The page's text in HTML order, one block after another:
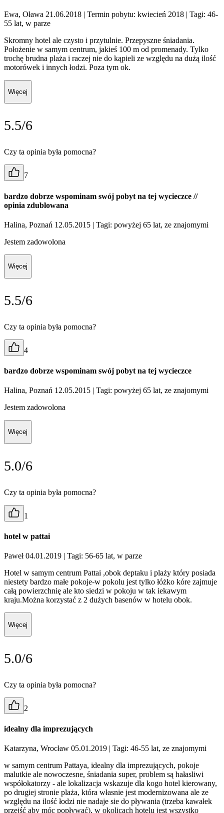
Ewa, Oława 21.06.2018 | Termin pobytu: kwiecień 2018 | Tagi: 46-
55 lat, w parze
Skromny hotel ale czysto i przytulnie. Przepyszne śniadania.
Położenie w samym centrum, jakieś 100 m od promenady. Tylko
trochę brudna plaża i raczej nie do kąpieli ze względu na dużą ilość
motorówek i innych łodzi. Poza tym ok.
Więcej
5.5/6
Czy ta opinia była pomocna?
7
bardzo dobrze wspominam swój pobyt na tej wycieczce //
opinia zdublowana
Halina, Poznań 12.05.2015 | Tagi: powyżej 65 lat, ze znajomymi
Jestem zadowolona
Więcej
5.5/6
Czy ta opinia była pomocna?
4
bardzo dobrze wspominam swój pobyt na tej wycieczce
Halina, Poznań 12.05.2015 | Tagi: powyżej 65 lat, ze znajomymi
Jestem zadowolona
Więcej
5.0/6
Czy ta opinia była pomocna?
1
hotel w pattai
Paweł 04.01.2019 | Tagi: 56-65 lat, w parze
Hotel w samym centrum Pattai ,obok deptaku i plaży który posiada
niestety bardzo małe pokoje-w pokolu jest tylko łóżko kóre zajmuje
całą powierzchnię ale kto siedzi w pokoju w tak iekawym
kraju.Można korzystać z 2 dużych basenów w hotelu obok.
Więcej
5.0/6
Czy ta opinia była pomocna?
2
idealny dla imprezujących
Katarzyna, Wrocław 05.01.2019 | Tagi: 46-55 lat, ze znajomymi
w samym centrum Pattaya, idealny dla imprezujących, pokoje
malutkie ale nowoczesne, śniadania super, problem są hałasliwi
współokatorzy - ale lokalizacja wskazuje dla kogo hotel kierowany,
po drugiej stronie plaża, która własnie jest modernizowana ale ze
względu na ilość łodzi nie nadaje sie do pływania (trzeba kawałek
przejść aby móc popływać), w okolicach hotelu jest wszystko